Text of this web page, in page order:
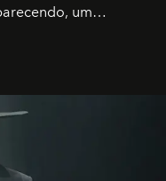
um
para muitos
de missão na vida e